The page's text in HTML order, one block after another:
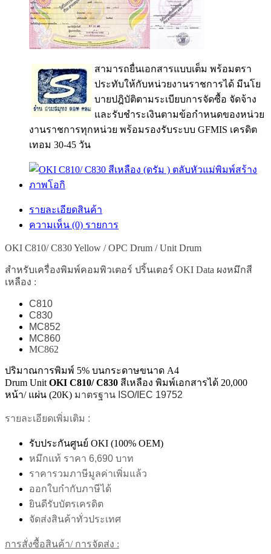
สามารถยื่นเอกสารแบบเต็ม พร้อมตรา
ประทับให้กับหน่วยงานราชการได้ มีนโย
บายปฎิบัติตามระเบียบการจัดซื้อ จัดจ้าง
และรับชำระเงินตามข้อกำหนดของหน่วย
งานราชการทุกหน่วย พร้อมรองรับระบบ GFMIS เครดิต
เทอม 30-45 วัน
รายละเอียดสินค้า
ความเห็น (0) รายการ
OKI C810/ C830 Yellow / OPC Drum / Unit Drum
สำหรับเครื่องพิมพ์คอมพิวเตอร์ ปริ้นเตอร์ OKI Data ผงหมึกสี
เหลือง :
C810
C830
MC852
MC860
MC862
ปริมาณการพิมพ์ 5% บนกระดาษขนาด A4
Drum Unit OKI C810/ C830 สีเหลือง พิมพ์เอกสารได้ 20,000
หน้า/ แผ่น (20K) มาตรฐาน ISO/IEC 19752
รายละเอียดเพิ่มเติม :
รับประกันศูนย์ OKI (100% OEM)
หมึกแท้ ราคา 6,690 บาท
ราคารวมภาษีมูลค่าเพิ่มแล้ว
ออกใบกำกับภาษีได้
ยินดีรับบัตรเครดิต
จัดส่งสินค้าทั่วประเทศ
การสั่งซื้อสินค้า/ การจัดส่ง :